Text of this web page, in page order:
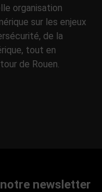
organisation
sur les enjeux
de la
tout en
de Rouen.
newsletter